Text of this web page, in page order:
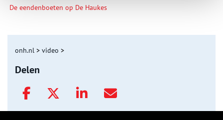
De eendenboeten op De Haukes
onh.nl > video >
Delen